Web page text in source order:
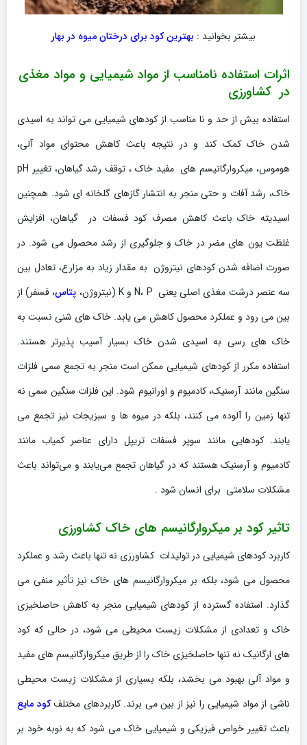
بیشتر بخوانید : بهترین کود برای درختان میوه در بهار
اثرات استفاده نامناسب از مواد شیمیایی و مواد مغذی
در کشاورزی
استفاده بیش از حد و نا مناسب از کودهای شیمیایی می تواند به اسیدی
شدن خاک کمک کند و در نتیجه باعث کاهش محتوای مواد آلی،
هوموس، میکروارگانیسم های مفید خاک ، توقف رشد گیاهان، تغییر pH
خاک، رشد آفات و حتی منجر به انتشار گازهای گلخانه ای شود. همچنین
اسیدیته خاک باعث کاهش مصرف کود فسفات در گیاهان، افزایش
غلظت یون های مضر در خاک و جلوگیری از رشد محصول می شود. در
صورت اضافه شدن کودهای نیتروژن به مقدار زیاد به مزارع، تعادل بین
سه عنصر درشت مغذی اصلی یعنی N، P و K (نیتروژن،
پتاس، فسفر) از
بین می‌ رود و عملکرد محصول کاهش می یابد. خاک های شنی نسبت به
خاک های رسی به اسیدی شدن خاک بسیار آسیب پذیرتر هستند.
استفاده مکرر از کودهای شیمیایی ممکن است منجر به تجمع سمی فلزات
سنگین مانند آرسنیک، کادمیوم و اورانیوم شود. این فلزات سنگین سمی نه
تنها زمین را آلوده می کنند، بلکه در میوه ها و سبزیجات نیز تجمع می
یابند. کودهایی مانند سوپر فسفات تریپل دارای عناصر کمیاب مانند
کادمیوم و آرسنیک هستند که در گیاهان تجمع می‌یابند و می‌تواند باعث
مشکلات سلامتی برای انسان شود .
تاثیر کود بر میکروارگانیسم های خاک کشاورزی
کاربرد کودهای شیمیایی در تولیدات کشاورزی نه تنها باعث رشد و عملکرد
محصول می شود، بلکه بر میکروارگانیسم های خاک نیز تأثیر منفی می
گذارد. استفاده گسترده از کودهای شیمیایی منجر به کاهش حاصلخیزی
خاک و تعدادی از مشکلات زیست محیطی می شود، در حالی که کود
های ارگانیک نه تنها حاصلخیزی خاک را از طریق میکروارگانیسم های مفید
و مواد آلی بهبود می بخشد، بلکه بسیاری از مشکلات زیست محیطی
ناشی از مواد شیمیایی را نیز از بین می برند. کاربردهای مختلفکود مایع
باعث تغییر خواص فیزیکی و شیمیایی خاک می شود که به نوبه خود بر